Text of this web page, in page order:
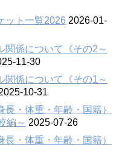
ット一覧2026 2026-01-
関係について《その2～
11-30
関係について《その1～
10-31
・体重・年齢・国籍）
編～ 2025-07-26
・体重・年齢・国籍）